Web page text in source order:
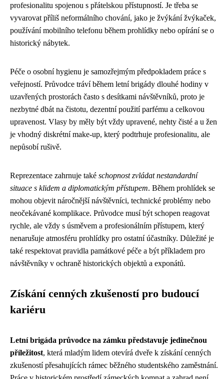
profesionalitu spojenou s přátelskou přístupností. Je třeba se
vyvarovat příliš neformálního chování, jako je žvýkání žvýkaček,
používání mobilního telefonu během prohlídky nebo opírání se o
historický nábytek.
Péče o osobní hygienu je samozřejmým předpokladem práce s
veřejností. Průvodce tráví během letní brigády dlouhé hodiny v
uzavřených prostorách často s desítkami návštěvníků, proto je
nezbytné dbát na čistotu, dezentní použití parfému a celkovou
upravenost. Vlasy by měly být vždy upravené, nehty čisté a u žen
je vhodný diskrétní make-up, který podtrhuje profesionalitu, ale
nepůsobí rušivě.
Reprezentace zahrnuje také schopnost zvládat nestandardní
situace s klidem a diplomatickým přístupem. Během prohlídek se
mohou objevit náročnější návštěvníci, technické problémy nebo
neočekávané komplikace. Průvodce musí být schopen reagovat
rychle, ale vždy s úsměvem a profesionálním přístupem, který
nenarušuje atmosféru prohlídky pro ostatní účastníky. Důležité je
také respektovat pravidla památkové péče a být příkladem pro
návštěvníky v ochraně historických objektů a exponátů.
Získání cenných zkušeností pro budoucí
kariéru
Letní brigáda průvodce na zámku představuje jedinečnou
příležitost, která mladým lidem otevírá dveře k získání cenných
zkušeností přesahujících rámec běžného studentského zaměstnání.